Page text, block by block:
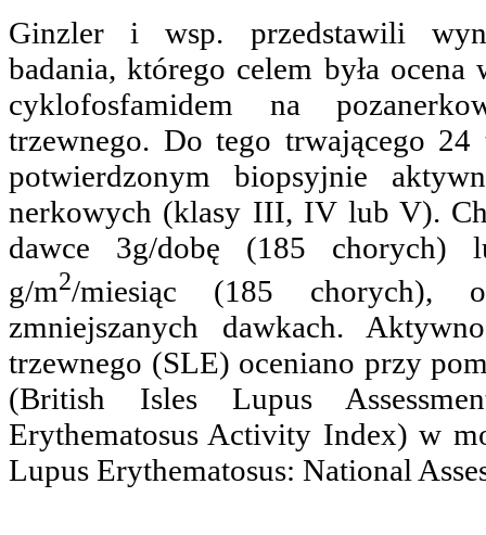
Ginzler i wsp. przedstawili
badania, którego celem była
cyklofosfamidem na
trzewnego. Do tego trwającego
potwierdzonym biopsyjnie
nerkowych (klasy III, IV lub V).
dawce 3g/dobę (185 chorych)
g/m2/miesiąc (185 chorych),
zmniejszanych dawkach.
trzewnego (SLE) oceniano przy
(British Isles Lupus
Erythematosus Activity Index) w
Lupus Erythematosus: National